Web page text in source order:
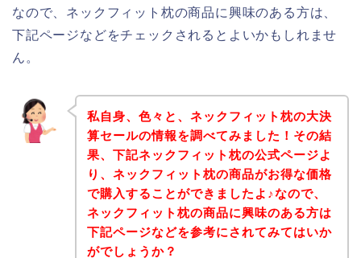
なので、ネックフィット枕の商品に興味のある方は、
下記ページなどをチェックされるとよいかもしれませ
ん。
私自身、色々と、ネックフィット枕の大決
算セールの情報を調べてみました！その結
果、下記ネックフィット枕の公式ページよ
り、ネックフィット枕の商品がお得な価格
で購入することができましたよ♪なので、
ネックフィット枕の商品に興味のある方は
下記ページなどを参考にされてみてはいか
がでしょうか？